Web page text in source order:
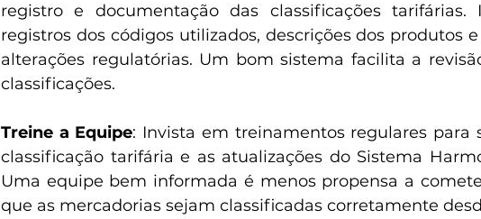
registro e documentação das classificações
registros dos códigos utilizados, descrições dos produtos
alterações regulatórias. Um bom sistema facilita a
classificações.
Treine a Equipe: Invista em treinamentos regulares para
classificação tarifária e as atualizações do Sistema
Uma equipe bem informada é menos propensa a
que as mercadorias sejam classificadas corretamente